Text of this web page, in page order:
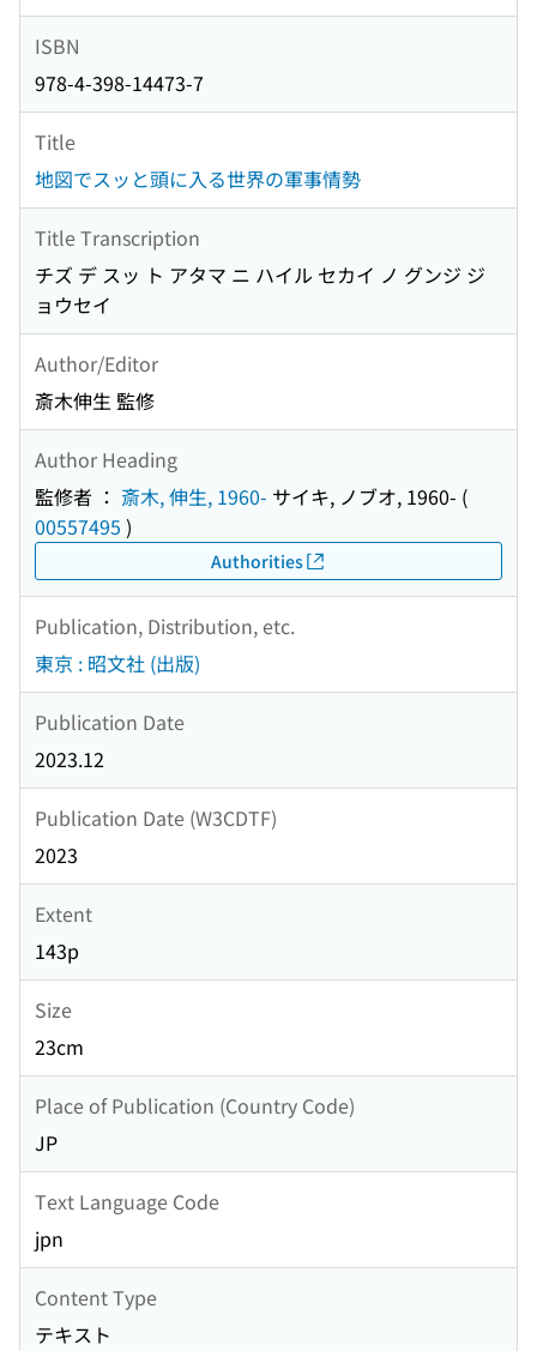
ISBN
978-4-398-14473-7
Title
地図でスッと頭に入る世界の軍事情勢
Title Transcription
チズ デ スッ ト アタマ ニ ハイル セカイ ノ グンジ ジ
ョウセイ
Author/Editor
斎木伸生 監修
Author Heading
監修者 ： 斎木, 伸生, 1960- サイキ, ノブオ, 1960- (
00557495 )
Authorities
Publication, Distribution, etc.
東京 : 昭文社 (出版)
Publication Date
2023.12
Publication Date (W3CDTF)
2023
Extent
143p
Size
23cm
Place of Publication (Country Code)
JP
Text Language Code
jpn
Content Type
テキスト